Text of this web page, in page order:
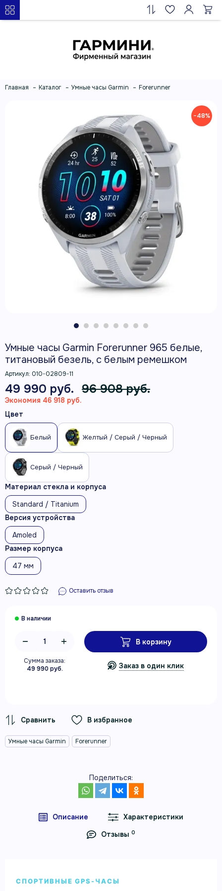
Главная Каталог Умные часы Garmin Forerunner
−48%
Умные часы Garmin Forerunner 965 белые,
титановый безель, с белым ремешком
Артикул: 010-02809-11
49 990 руб. 96 908 руб.
Экономия 46 918 руб.
Цвет
Белый Желтый / Серый / Черный
Серый / Черный
Материал стекла и корпуса
Standard / Titanium
Версия устройства
Amoled
Размер корпуса
47 мм
Оставить отзыв
Сумма заказа:
49 990 руб.
В корзину
Заказ в один клик
В избранное
Умные часы Garmin Forerunner
Поделиться:
Описание
Характеристики
Отзывы 0
СПОРТИВНЫЕ GPS-ЧАСЫ